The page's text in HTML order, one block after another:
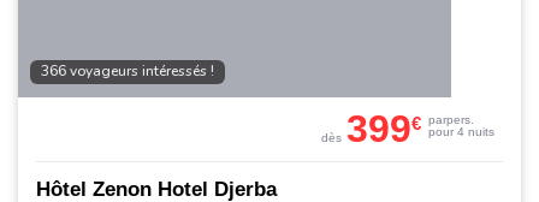
366 voyageurs intéressés !
Hôtel Zenon Hotel Djerba
dès 399€ parpers.
pour 4 nuits